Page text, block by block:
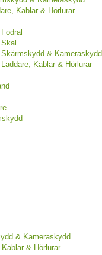
Kablar & Hörlurar
& Kameraskydd
Kablar & Hörlurar
& Kameraskydd
& Hörlurar